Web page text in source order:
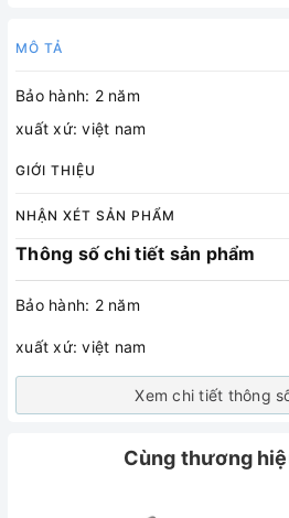
MÔ TẢ
Bảo hành: 2 năm
xuất xứ: việt nam
GIỚI THIỆU
NHẬN XÉT SẢN PHẨM
Thông số chi tiết sản phẩm
Bảo hành: 2 năm
xuất xứ: việt nam
Xem chi tiết thông
Cùng thương